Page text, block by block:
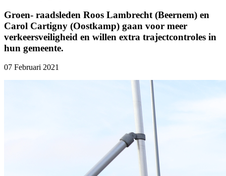
Groen- raadsleden Roos Lambrecht (Beernem) en
Carol Cartigny (Oostkamp) gaan voor meer
verkeersveiligheid en willen extra trajectcontroles in
hun gemeente.
07 Februari 2021